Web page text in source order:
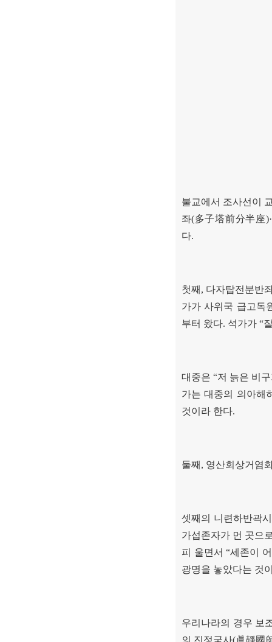
불교에서 조사선이
좌(多子塔前分半座)·
다.
첫째 , 다자탑전분반
가가 사위국 급고독
부터 왔다. 석가가 “
대중은“저 늙은 비
가는 대중의 의아해
것이라 한다.
둘째 , 영산회상거염
셋째의 니련하반곽
가섭존자가 먼 곳으
피 울면서“세존이
광명을 놓았다는 것
우리나라의 경우 보
의 진정국사(眞靜國